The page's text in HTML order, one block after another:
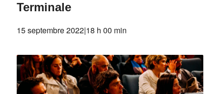
Terminale
15 septembre 2022|18 h 00 min